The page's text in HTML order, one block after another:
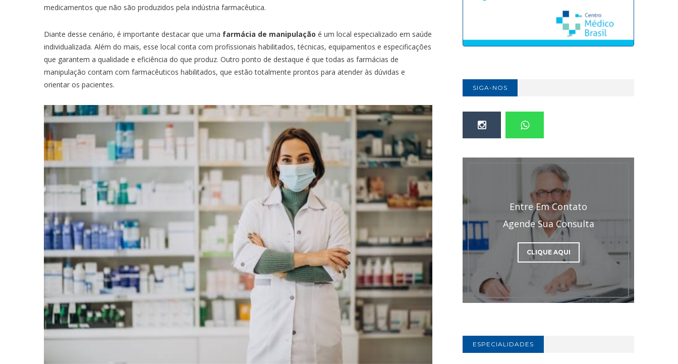
ELETROCARDIOGRAMA
ELETRONEUROMIOGRAFIA
ENDOSCOPIA
ULTRASSONOGRAFIA
VULVOSCOPIA
medicamentos que não são produzidos pela indústria farmacêutica.
Diante desse cenário, é importante destacar que uma farmácia de manipulação é um local especializado em saúde
individualizada. Além do mais, esse local conta com profissionais habilitados, técnicas, equipamentos e especificações
que garantem a qualidade e eficiência do que produz. Outro ponto de destaque é que todas as farmácias de
manipulação contam com farmacêuticos habilitados, que estão totalmente prontos para atender às dúvidas e
orientar os pacientes.
SIGA-NOS
Entre Em Contato
Agende Sua Consulta
CLIQUE AQUI
ESPECIALIDADES